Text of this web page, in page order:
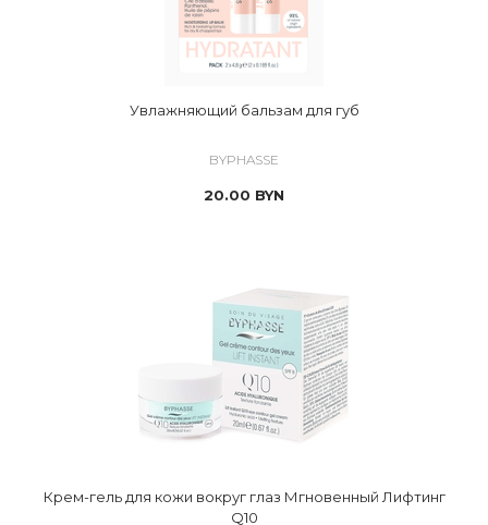
Увлажняющий бальзам для губ
BYPHASSE
20.00 BYN
Крем-гель для кожи вокруг глаз Мгновенный Лифтинг
Q10